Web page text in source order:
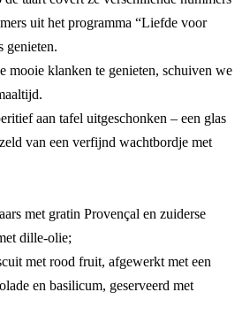
uit het programma “Liefde voor
genieten.
mooie klanken te genieten, schuiven we
aan tafel uitgeschonken – een glas
van een verfijnd wachtbordje met
met gratin Provençal en zuiderse
dille-olie;
met rood fruit, afgewerkt met een
en basilicum, geserveerd met